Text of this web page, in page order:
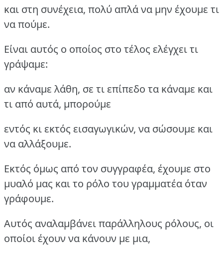
και στη συνέχεια, πολύ απλά να μην έχουμε τι
να πούμε.
Είναι αυτός ο οποίος στο τέλος ελέγχει τι
γράψαμε:
αν κάναμε λάθη, σε τι επίπεδο τα κάναμε και
τι από αυτά, μπορούμε
εντός κι εκτός εισαγωγικών, να σώσουμε και
να αλλάξουμε.
Εκτός όμως από τον συγγραφέα, έχουμε στο
μυαλό μας και το ρόλο του γραμματέα όταν
γράφουμε.
Αυτός αναλαμβάνει παράλληλους ρόλους, οι
οποίοι έχουν να κάνουν με μια,